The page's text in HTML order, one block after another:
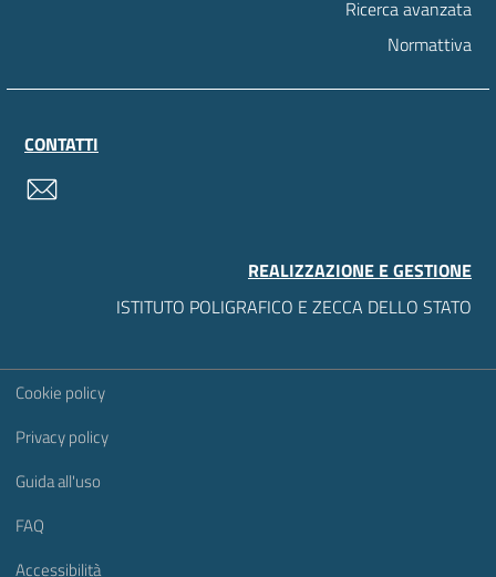
Ricerca avanzata
Normattiva
CONTATTI
REALIZZAZIONE E GESTIONE
ISTITUTO POLIGRAFICO E ZECCA DELLO STATO
Sezione Link Utili
Cookie policy
Privacy policy
Guida all'uso
FAQ
Accessibilità